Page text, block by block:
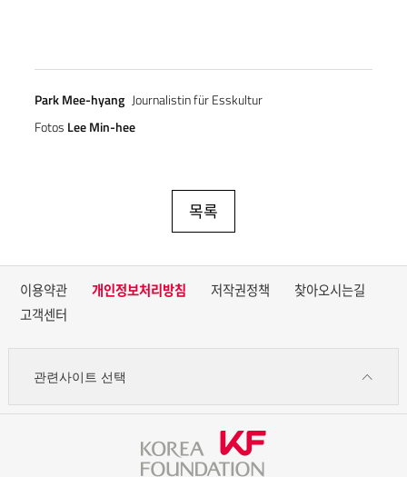
Park Mee-hyang Journalistin für Esskultur
Fotos Lee Min-hee
목록
이용약관 개인정보처리방침 저작권정책
찾아오시는길
고객센터
관련사이트 선택